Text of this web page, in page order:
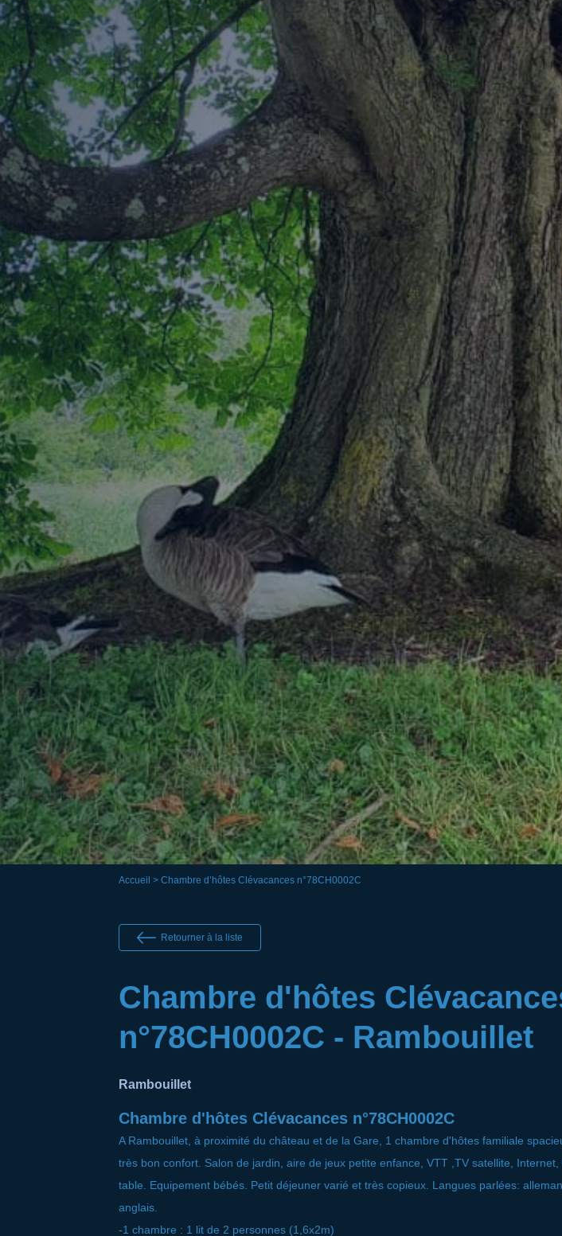
Accueil > Chambre d’hôtes Clévacances n°78CH0002C
Retourner à la liste
Chambre d'hôtes
n°78CH0002C - Rambouillet
Rambouillet
Chambre d'hôtes Clévacances n°78CH0002C
A Rambouillet, à proximité du château et de la Gare, 1 chambre d'hôtes familiale
très bon confort. Salon de jardin, aire de jeux petite enfance, VTT ,TV satellite, Internet,
table. Equipement bébés. Petit déjeuner varié et très copieux. Langues parlées:
anglais.
-1 chambre : 1 lit de 2 personnes (1,6x2m)